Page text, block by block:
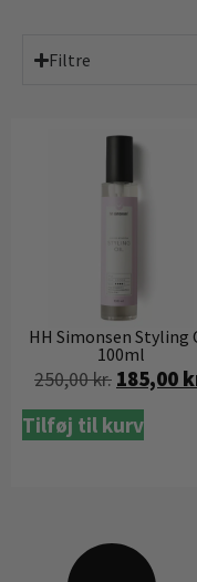
Filtre
HH Simonsen Styling
100ml
250,00kr. 185,00
Tilføj til kurv